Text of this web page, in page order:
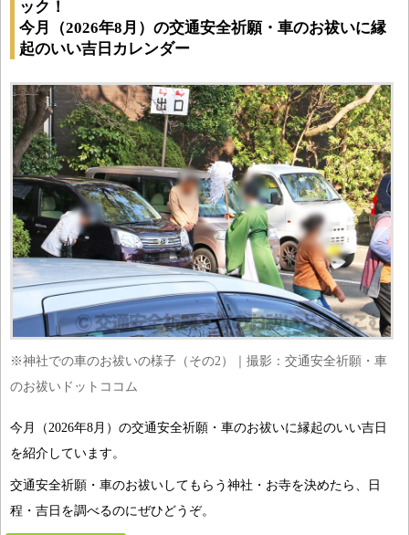
ック！
今月（2026年8月）の交通安全祈願・車のお祓いに縁
起のいい吉日カレンダー
※神社での車のお祓いの様子（その2）｜撮影：交通安全祈願・車
のお祓いドットココム
今月（2026年8月）の交通安全祈願・車のお祓いに縁起のいい吉日
を紹介しています。
交通安全祈願・車のお祓いしてもらう神社・お寺を決めたら、日
程・吉日を調べるのにぜひどうぞ。